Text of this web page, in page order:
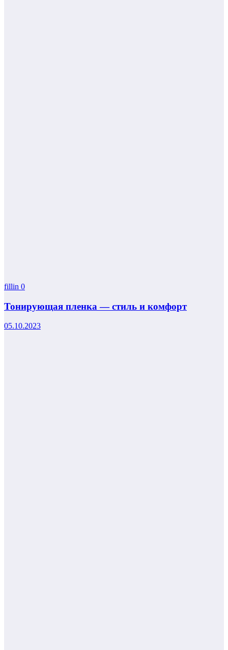
fillin 0
Тонирующая пленка — стиль и комфорт
05.10.2023